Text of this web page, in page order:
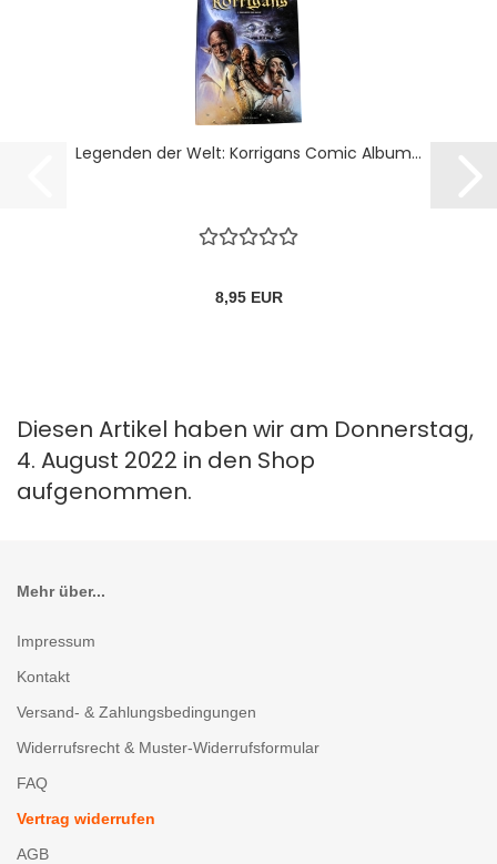
Legenden der Welt: Korrigans Comic Album...
8,95 EUR
Diesen Artikel haben wir am Donnerstag,
4. August 2022 in den Shop
aufgenommen.
Mehr über...
Impressum
Kontakt
Versand- & Zahlungsbedingungen
Widerrufsrecht & Muster-Widerrufsformular
FAQ
Vertrag widerrufen
AGB